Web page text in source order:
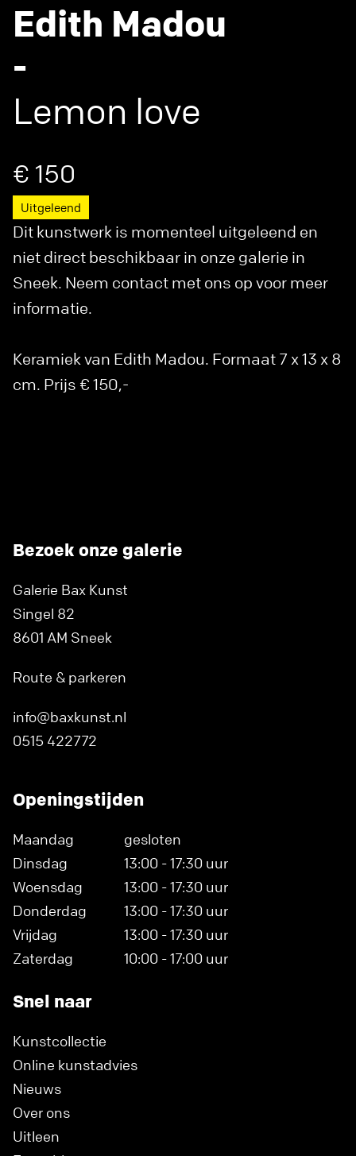
Edith Madou
-
Lemon love
€ 150
Uitgeleend
Dit kunstwerk is momenteel uitgeleend en
niet direct beschikbaar in onze galerie in
Sneek. Neem contact met ons op voor meer
informatie.
Keramiek van Edith Madou. Formaat 7 x 13 x 8
cm. Prijs € 150,-
Bezoek onze galerie
Galerie Bax Kunst
Singel 82
8601 AM Sneek
Route & parkeren
info@baxkunst.nl
0515 422772
Openingstijden
Maandag
gesloten
Dinsdag
13:00 - 17:30 uur
Woensdag
13:00 - 17:30 uur
Donderdag
13:00 - 17:30 uur
Vrijdag
13:00 - 17:30 uur
Zaterdag
10:00 - 17:00 uur
Snel naar
Kunstcollectie
Online kunstadvies
Nieuws
Over ons
Uitleen